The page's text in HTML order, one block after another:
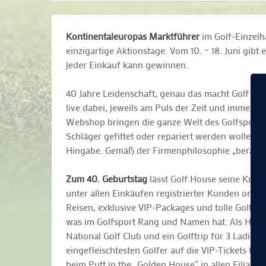
Kontinentaleuropas Marktführer im Golf-
einzigartige Aktionstage. Vom 10. – 18. Juni
jeder Einkauf kann gewinnen.
40 Jahre Leidenschaft, genau das macht Golf
live dabei, jeweils am Puls der Zeit und immer
Webshop bringen die ganze Welt des
Schläger gefittet oder repariert werden wollen,
Hingabe. Gemäß der Firmenphilosophie
Zum 40. Geburtstag lässt Golf House seine
unter allen Einkäufen registrierter Kunden
Reisen, exklusive VIP-Packages und tolle
was im Golfsport Rang und Namen hat. Als
National Golf Club und ein Golftrip für 3 Ladies
eingefleischtesten Golfer auf die VIP-Tickets